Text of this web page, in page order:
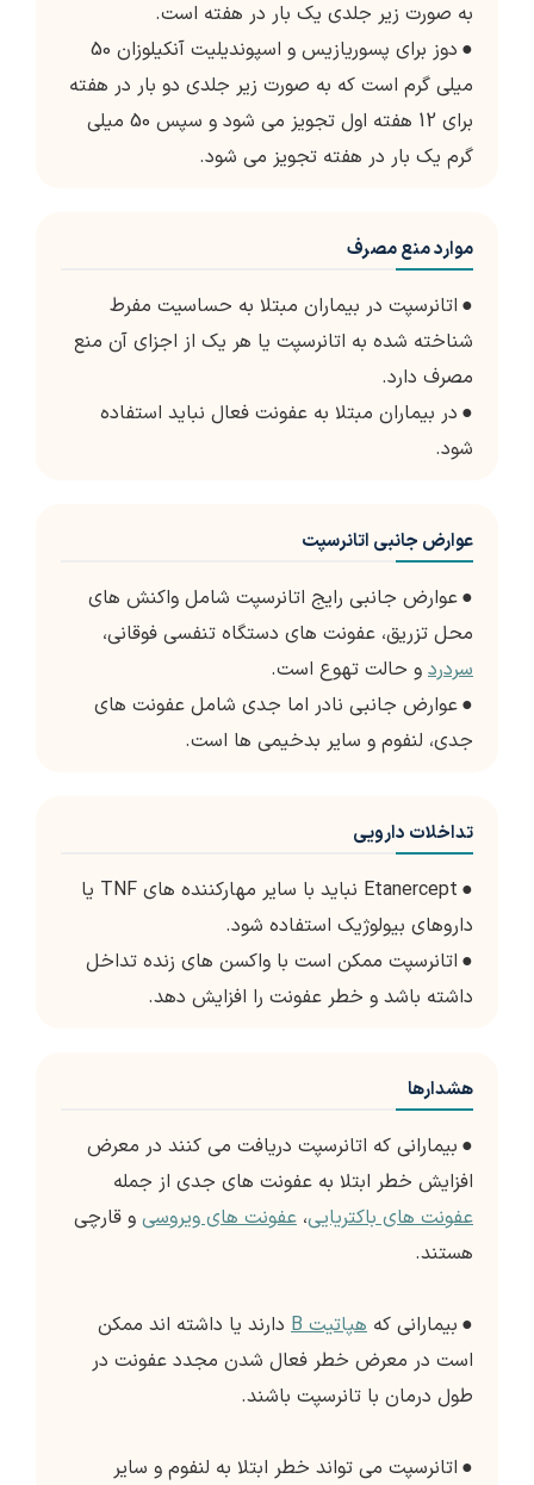
به صورت زیر جلدی یک بار در هفته است.
●
دوز برای پسوریازیس و اسپوندیلیت آنکیلوزان 50
میلی گرم است که به صورت زیر جلدی دو بار در هفته
برای 12 هفته اول تجویز می شود و سپس 50 میلی
گرم یک بار در هفته تجویز می شود.
موارد منع مصرف
● اتانرسپت در بیماران مبتلا به حساسیت مفرط
شناخته شده به اتانرسپت یا هر یک از اجزای آن منع
مصرف دارد.
● در بیماران مبتلا به عفونت فعال نباید استفاده
شود.
عوارض جانبی اتانرسپت
●عوارض جانبی رایج اتانرسپت شامل واکنش های
محل تزریق، عفونت های دستگاه تنفسی فوقانی،
سردرد و حالت تهوع است.
●عوارض جانبی نادر اما جدی شامل عفونت های
جدی، لنفوم و سایر بدخیمی ها است.
تداخلات دارویی
●
Etanercept نباید با سایر مهارکننده های TNF یا
داروهای بیولوژیک استفاده شود.
● اتانرسپت ممکن است با واکسن های زنده تداخل
داشته باشد و خطر عفونت را افزایش دهد.
هشدارها
● بیمارانی که اتانرسپت دریافت می کنند در معرض
افزایش خطر ابتلا به عفونت های جدی از جمله
عفونت های باکتریایی، عفونت های ویروسی و قارچی
هستند.
● بیمارانی که هپاتیت B
دارند یا داشته اند ممکن
است در معرض خطر فعال شدن مجدد عفونت در
طول درمان با تانرسپت باشند.
● اتانرسپت می تواند خطر ابتلا به لنفوم و سایر